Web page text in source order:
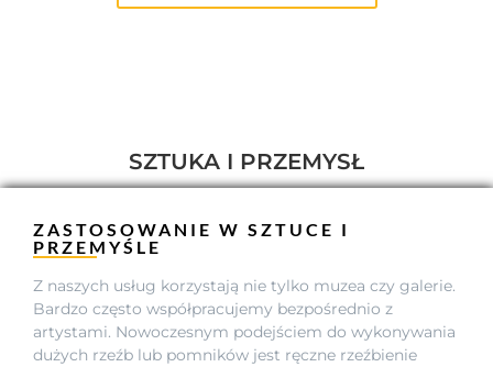
SZTUKA I PRZEMYSŁ
ZASTOSOWANIE W SZTUCE I
PRZEMYŚLE
Z naszych usług korzystają nie tylko muzea czy galerie.
Bardzo często współpracujemy bezpośrednio z
artystami. Nowoczesnym podejściem do wykonywania
dużych rzeźb lub pomników jest ręczne rzeźbienie